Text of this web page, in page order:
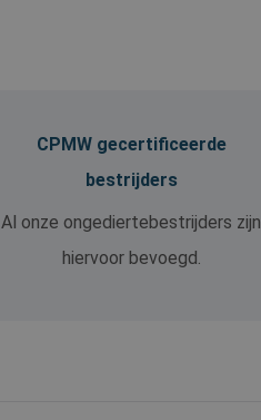
CPMW gecertificeerde
bestrijders
Al onze ongediertebestrijders zijn
hiervoor bevoegd.